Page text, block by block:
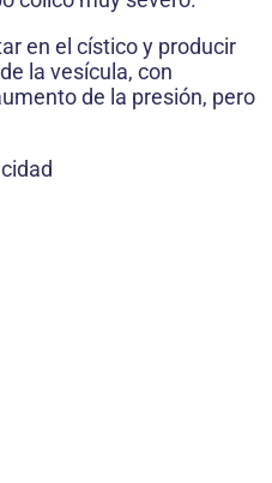
en el cístico y producir
la vesícula, con
de la presión, pero